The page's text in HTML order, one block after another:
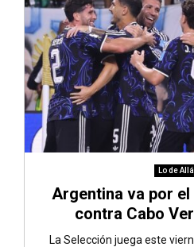
Lo de Allá
Argentina va por
contra Cabo
La Selección juega este